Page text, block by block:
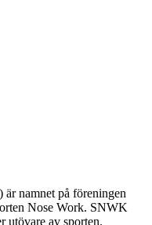
namnet på föreningen
Nose Work. SNWK
utövare av sporten.